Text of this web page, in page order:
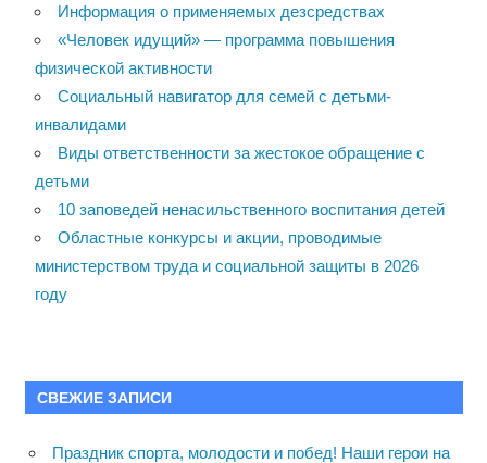
Информация о применяемых дезсредствах
«Человек идущий» — программа повышения
физической активности
Социальный навигатор для семей с детьми-
инвалидами
Виды ответственности за жестокое обращение с
детьми
10 заповедей ненасильственного воспитания детей
Областные конкурсы и акции, проводимые
министерством труда и социальной защиты в 2026
году
СВЕЖИЕ ЗАПИСИ
Праздник спорта, молодости и побед! Наши герои на